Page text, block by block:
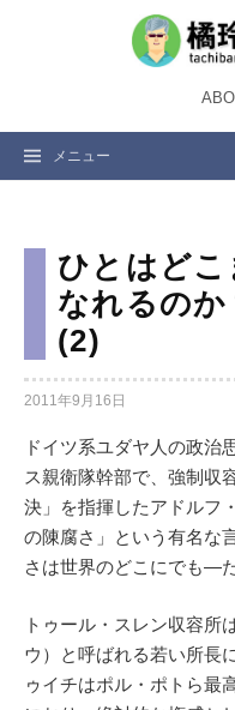
ツ
メニュー
ひとはどこ
なれるの
(2)
2011年9月16日
ドイツ系ユダヤ人の政治
ス親衛隊幹部で、強制収
決」を指揮したアドルフ
の陳腐さ」という有名な
さは世界のどこにでも―
トゥール・スレン収容所
ウ）と呼ばれる若い所長
ゥイチはポル・ポトら最